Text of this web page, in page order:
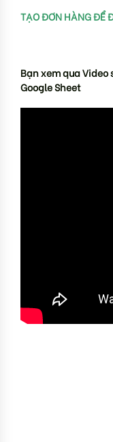
TẠO ĐƠN HÀNG ĐỂ
Bạn xem qua
Google Sheet